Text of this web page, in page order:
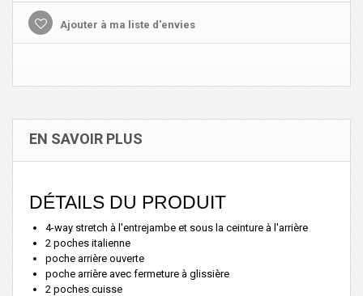
Ajouter à ma liste d'envies
EN SAVOIR PLUS
DÉTAILS DU PRODUIT
4-way stretch à l'entrejambe et sous la ceinture à l'arrière
2 poches italienne
poche arrière ouverte
poche arrière avec fermeture à glissière
2 poches cuisse